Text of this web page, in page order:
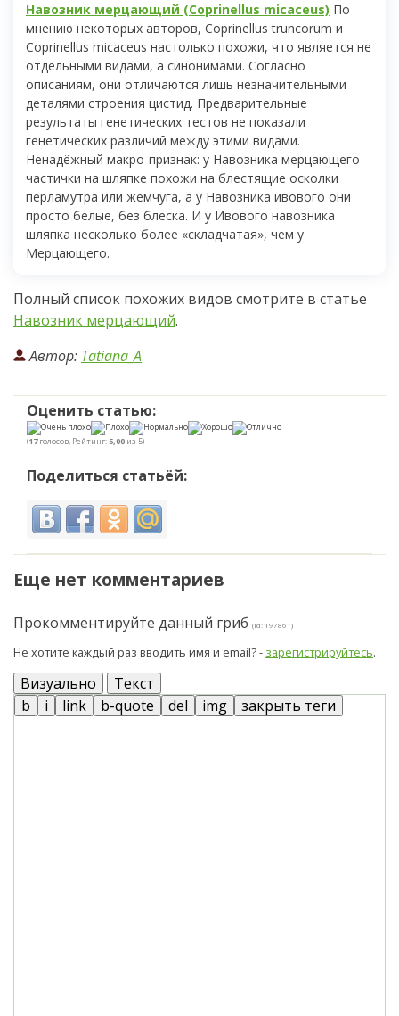
Навозник мерцающий (Coprinellus micaceus) По
мнению некоторых авторов, Coprinellus truncorum и
Coprinellus micaceus настолько похожи, что является не
отдельными видами, а синонимами. Согласно
описаниям, они отличаются лишь незначительными
деталями строения цистид. Предварительные
результаты генетических тестов не показали
генетических различий между этими видами.
Ненадёжный макро-признак: у Навозника мерцающего
частички на шляпке похожи на блестящие осколки
перламутра или жемчуга, а у Навозника ивового они
просто белые, без блеска. И у Ивового навозника
шляпка несколько более «складчатая», чем у
Мерцающего.
Полный список похожих видов смотрите в статье
Навозник мерцающий.
Автор: Tatiana_A
Оценить статью:
(17голосов, Рейтинг: 5,00 из 5)
Поделиться статьёй:
Еще нет комментариев
Прокомментируйте данный гриб (id: 197861)
Не хотите каждый раз вводить имя и email? - зарегистрируйтесь.
Визуально Текст